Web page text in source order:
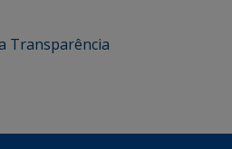
Transparência